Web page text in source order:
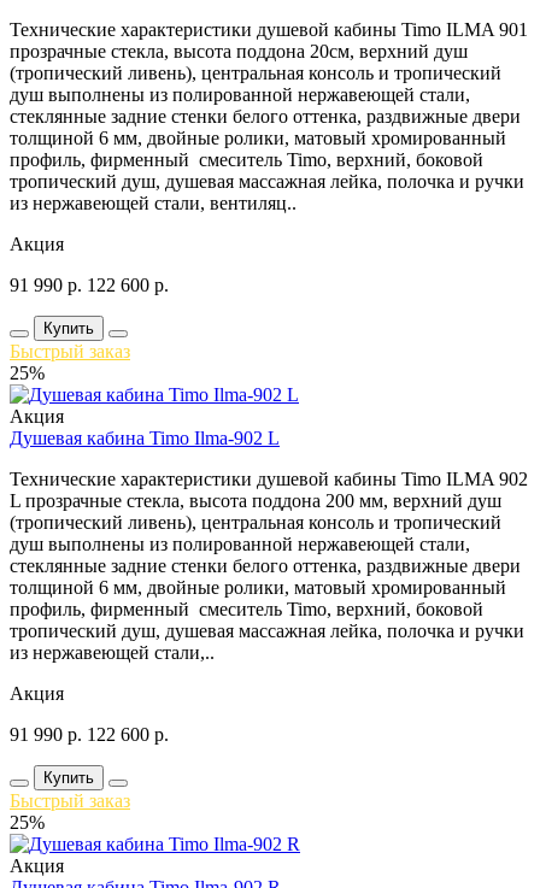
Технические характеристики душевой кабины Timo ILMA 901
прозрачные стекла, высота поддона 20см, верхний душ
(тропический ливень), центральная консоль и тропический
душ выполнены из полированной нержавеющей стали,
стеклянные задние стенки белого оттенка, раздвижные двери
толщиной 6 мм, двойные ролики, матовый хромированный
профиль, фирменный смеситель Timo, верхний, боковой
тропический душ, душевая массажная лейка, полочка и ручки
из нержавеющей стали, вентиляц..
Акция
91 990 р. 122 600 р.
Купить
Быстрый заказ
25%
Акция
Душевая кабина Timo Ilma-902 L
Технические характеристики душевой кабины Timo ILMA 902
L прозрачные стекла, высота поддона 200 мм, верхний душ
(тропический ливень), центральная консоль и тропический
душ выполнены из полированной нержавеющей стали,
стеклянные задние стенки белого оттенка, раздвижные двери
толщиной 6 мм, двойные ролики, матовый хромированный
профиль, фирменный смеситель Timo, верхний, боковой
тропический душ, душевая массажная лейка, полочка и ручки
из нержавеющей стали,..
Акция
91 990 р. 122 600 р.
Купить
Быстрый заказ
25%
Акция